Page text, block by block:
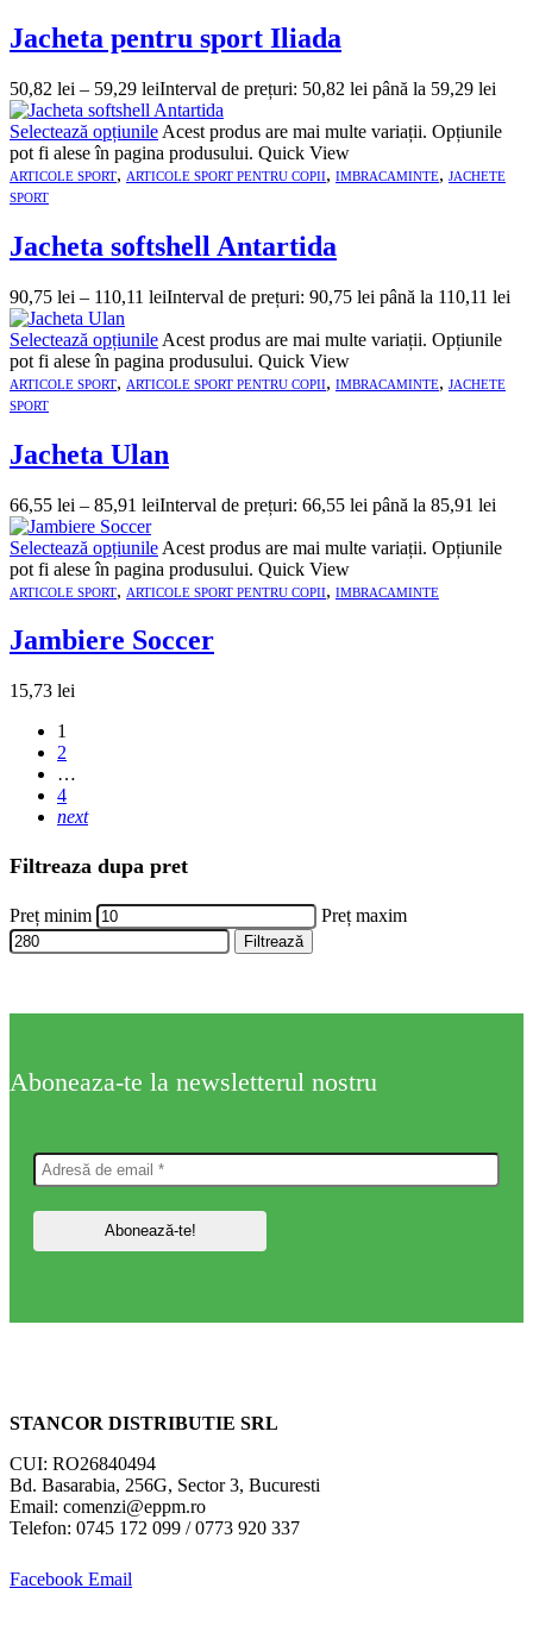
Jacheta pentru sport Iliada
50,82 lei – 59,29 leiInterval de prețuri: 50,82 lei până la 59,29 lei
Selectează opțiunile Acest produs are mai multe variații. Opțiunile
pot fi alese în pagina produsului. Quick View
ARTICOLE SPORT, ARTICOLE SPORT PENTRU COPII, IMBRACAMINTE, JACHETE
SPORT
Jacheta softshell Antartida
90,75 lei – 110,11 leiInterval de prețuri: 90,75 lei până la 110,11 lei
Selectează opțiunile Acest produs are mai multe variații. Opțiunile
pot fi alese în pagina produsului. Quick View
ARTICOLE SPORT, ARTICOLE SPORT PENTRU COPII, IMBRACAMINTE, JACHETE
SPORT
Jacheta Ulan
66,55 lei – 85,91 leiInterval de prețuri: 66,55 lei până la 85,91 lei
Selectează opțiunile Acest produs are mai multe variații. Opțiunile
pot fi alese în pagina produsului. Quick View
ARTICOLE SPORT, ARTICOLE SPORT PENTRU COPII, IMBRACAMINTE
Jambiere Soccer
15,73 lei
1
2
…
4
next
Filtreaza dupa pret
Preț minim Preț maxim
Filtrează
Aboneaza-te la newsletterul nostru
STANCOR DISTRIBUTIE SRL
CUI: RO26840494
Bd. Basarabia, 256G, Sector 3, Bucuresti
Email: comenzi@eppm.ro
Telefon: 0745 172 099 / 0773 920 337
Facebook Email